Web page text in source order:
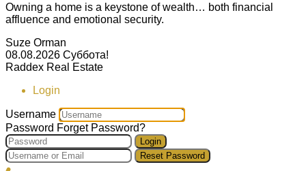
Owning a home is a keystone of wealth… both financial
affluence and emotional security.
Suze Orman
08.08.2026 Суббота!
Raddex Real Estate
Login
Username
Password Forget Password?
Login
Reset Password